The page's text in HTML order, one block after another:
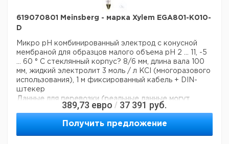
619070801 Meinsberg - марка Xylem EGA801-K010-
D
Микро pH комбинированный электрод с конусной
мембраной для образцов малого объема рН 2 ... 11, -5
... 60 ° С стеклянный корпус? 8/6 мм, длина вала 100
мм, жидкий электролит 3 моль / л KCI (многоразового
использования), 1 м фиксированный кабель + DIN-
штекер
Данные для перевозки (реальные данные могут
Страна происхождения:Германия
389,73 евро / 37 391 руб.
Получить предложение